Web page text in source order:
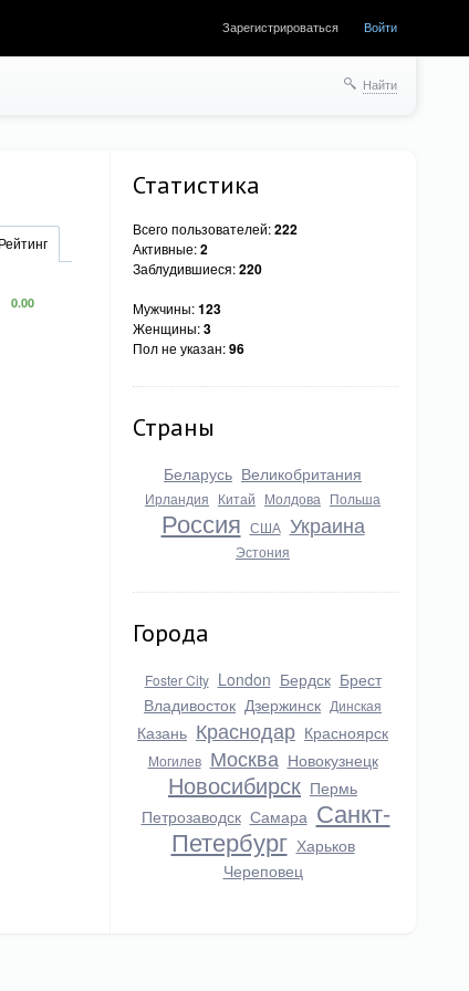
Зарегистрироваться Войти
Найти
Статистика
Всего пользователей:222
Активные:2
Заблудившиеся:220
Мужчины:123
Женщины:3
Пол не указан:96
Страны
Беларусь Великобритания
Ирландия Китай Молдова Польша
Россия США Украина
Эстония
Города
Foster City London Бердск Брест
Владивосток Дзержинск Динская
Казань Краснодар Красноярск
Могилев Москва Новокузнецк
Новосибирск Пермь
Петрозаводск Самара Санкт-
Петербург Харьков
Череповец
Рейтинг
0.00